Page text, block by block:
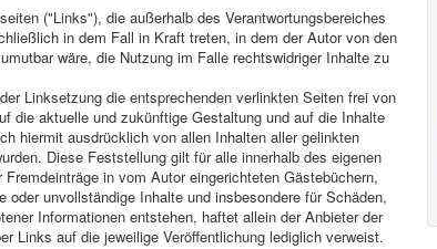
("Links"), die außerhalb des Verantwortungsbereiches
in dem Fall in Kraft treten, in dem der Autor von den
wäre, die Nutzung im Falle rechtswidriger Inhalte zu
Linksetzung die entsprechenden verlinkten Seiten frei von
die aktuelle und zukünftige Gestaltung und auf die Inhalte
hiermit ausdrücklich von allen Inhalten aller gelinkten
Diese Feststellung gilt für alle innerhalb des eigenen
in vom Autor eingerichteten Gästebüchern,
unvollständige Inhalte und insbesondere für Schäden,
Informationen entstehen, haftet allein der Anbieter der
Links auf die jeweilige Veröffentlichung lediglich verweist.